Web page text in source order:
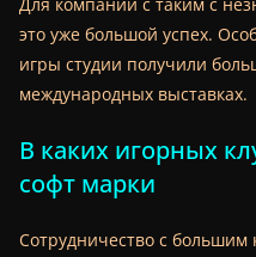
это уже большой успех.
игры студии получили
международных выставках.
В каких игорных
софт марки
Сотрудничество с